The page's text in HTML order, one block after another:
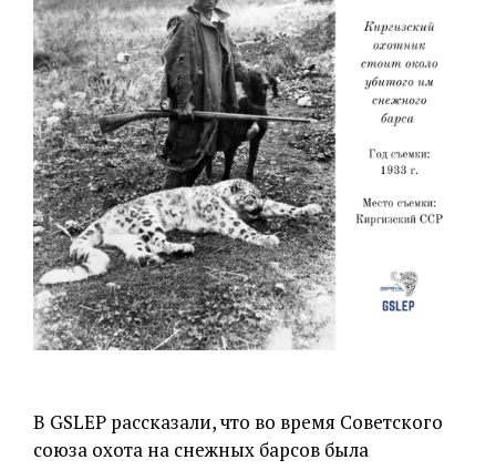
В GSLEP рассказали, что во время Советского
союза охота на снежных барсов была